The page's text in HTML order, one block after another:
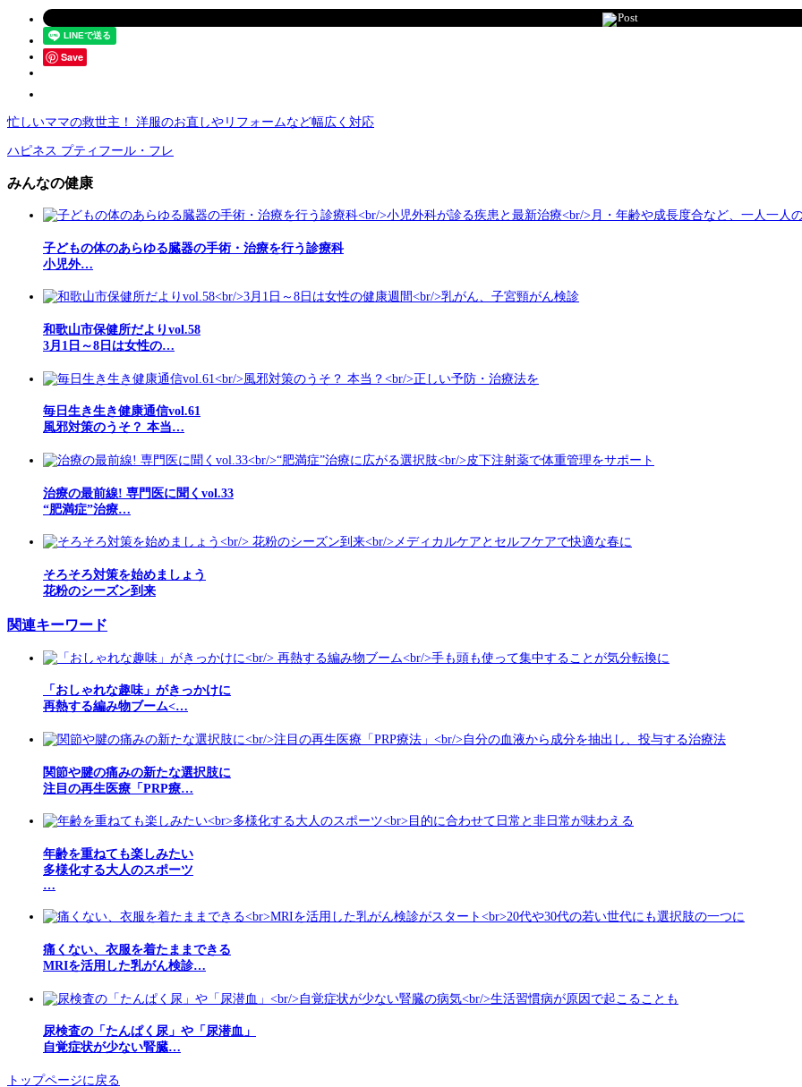
Post
Save
忙しいママの救世主！ 洋服のお直しやリフォームなど幅広く対応
ハピネス プティフール・フレ
みんなの健康
子どもの体のあらゆる臓器の手術・治療を行う診療科
小児外…
和歌山市保健所だよりvol.58
3月1日～8日は女性の…
毎日生き生き健康通信vol.61
風邪対策のうそ？ 本当…
治療の最前線! 専門医に聞くvol.33
“肥満症”治療…
そろそろ対策を始めましょう
花粉のシーズン到来
関連キーワード
「おしゃれな趣味」がきっかけに
再熱する編み物ブーム<…
関節や腱の痛みの新たな選択肢に
注目の再生医療「PRP療…
年齢を重ねても楽しみたい
多様化する大人のスポーツ
…
痛くない、衣服を着たままできる
MRIを活用した乳がん検診…
尿検査の「たんぱく尿」や「尿潜血」
自覚症状が少ない腎臓…
トップページに戻る